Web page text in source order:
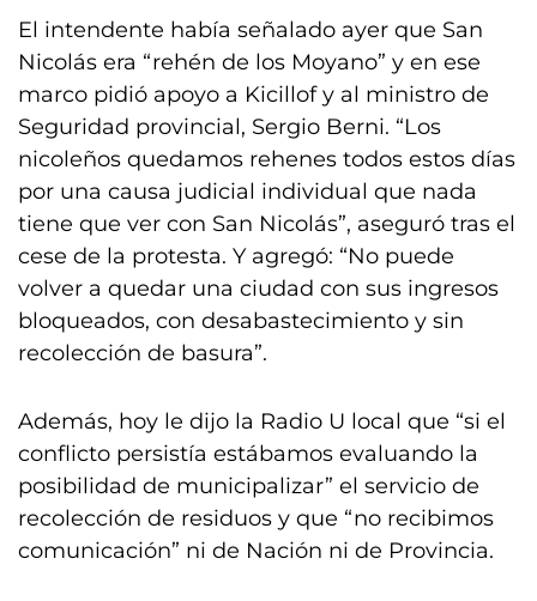
El intendente había señalado ayer que San
Nicolás era “rehén de los Moyano” y en ese
marco pidió apoyo a Kicillof y al ministro de
Seguridad provincial, Sergio Berni. “Los
nicoleños quedamos rehenes todos estos días
por una causa judicial individual que nada
tiene que ver con San Nicolás”, aseguró tras el
cese de la protesta. Y agregó: “No puede
volver a quedar una ciudad con sus ingresos
bloqueados, con desabastecimiento y sin
recolección de basura”.
Además, hoy le dijo la Radio U local que “si el
conflicto persistía estábamos evaluando la
posibilidad de municipalizar” el servicio de
recolección de residuos y que “no recibimos
comunicación” ni de Nación ni de Provincia.